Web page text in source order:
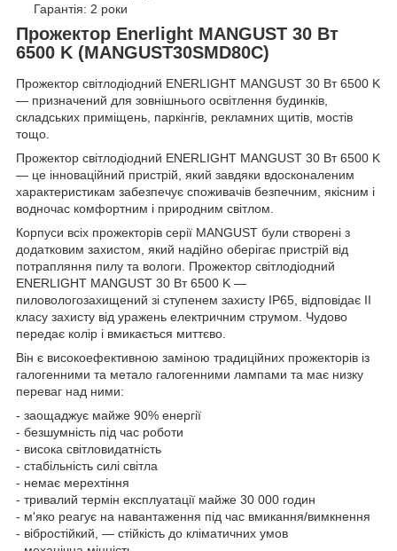
Гарантія: 2 роки
Прожектор Enerlight MANGUST 30 Вт
6500 K (MANGUST30SMD80С)
Прожектор світлодіодний ENERLIGHT MANGUST 30 Вт 6500 K
— призначений для зовнішнього освітлення будинків,
складських приміщень, паркінгів, рекламних щитів, мостів
тощо.
Прожектор світлодіодний ENERLIGHT MANGUST 30 Вт 6500 K
— це інноваційний пристрій, який завдяки вдосконаленим
характеристикам забезпечує споживачів безпечним, якісним і
водночас комфортним і природним світлом.
Корпуси всіх прожекторів серії MANGUST були створені з
додатковим захистом, який надійно оберігає пристрій від
потрапляння пилу та вологи. Прожектор світлодіодний
ENERLIGHT MANGUST 30 Вт 6500 K —
пиловологозахищений зі ступенем захисту IP65, відповідає II
класу захисту від уражень електричним струмом. Чудово
передає колір і вмикається миттєво.
Він є високоефективною заміною традиційних прожекторів із
галогенними та метало галогенними лампами та має низку
переваг над ними:
- заощаджує майже 90% енергії
- безшумність під час роботи
- висока світловидатність
- стабільність силі світла
- немає мерехтіння
- тривалий термін експлуатації майже 30 000 годин
- м'яко реагує на навантаження під час вмикання/вимкнення
- вібростійкий, — стійкість до кліматичних умов